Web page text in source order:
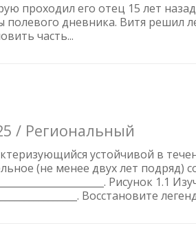
проходил его отец 15 лет
дневника. Витя решил
часть...
/ Региональный
устойчивой в
(не менее двух лет подряд)
Рисунок 1.1
Восстановите